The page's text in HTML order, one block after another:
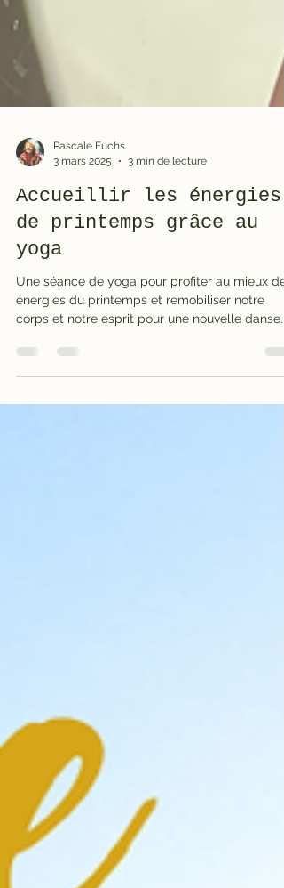
3 mars 2025
3 min de lecture
Accueillir les énergies
de printemps grâce au
yoga
Une séance de yoga pour profiter au mieux
corps et notre esprit pour une nouvelle danse.